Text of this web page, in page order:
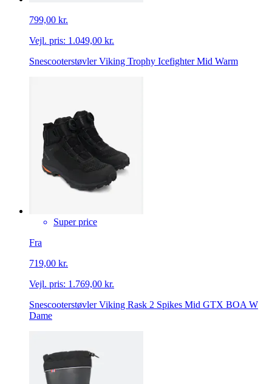
799,00 kr.
Vejl. pris: 1.049,00 kr.
Snescooterstøvler Viking Trophy Icefighter Mid Warm
Super price
Fra
719,00 kr.
Vejl. pris: 1.769,00 kr.
Snescooterstøvler Viking Rask 2 Spikes Mid GTX BOA W
Dame